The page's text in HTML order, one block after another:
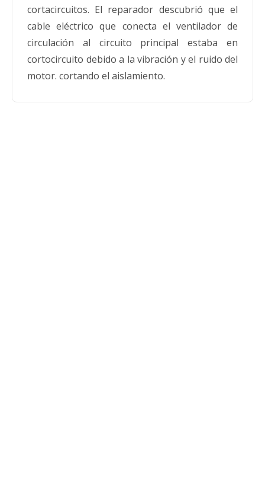
cortacircuitos. El reparador descubrió que el
cable eléctrico que conecta el ventilador de
circulación al circuito principal estaba en
cortocircuito debido a la vibración y el ruido del
motor. cortando el aislamiento.